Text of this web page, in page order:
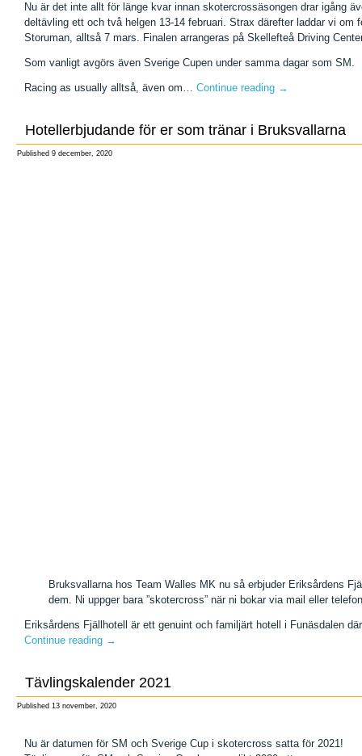
Nu är det inte allt för länge kvar innan skotercrossäsongen drar igång
deltävling ett och två helgen 13-14 februari. Strax därefter laddar vi
Storuman, alltså 7 mars. Finalen arrangeras på Skellefteå Driving
Som vanligt avgörs även Sverige Cupen under samma dagar som SM.
Racing as usually alltså, även om… Continue reading →
Hotellerbjudande för er som tränar i Bruksvallarna
Published 9 december, 2020
Bruksvallarna hos Team Walles MK nu så erbjuder Eriksårdens
dem. Ni uppger bara ”skotercross” när ni bokar via mail eller
Eriksårdens Fjällhotell är ett genuint och familjärt hotell i Funäsdalen
Continue reading →
Tävlingskalender 2021
Published 13 november, 2020
Nu är datumen för SM och Sverige Cup i skotercross satta för 2021!